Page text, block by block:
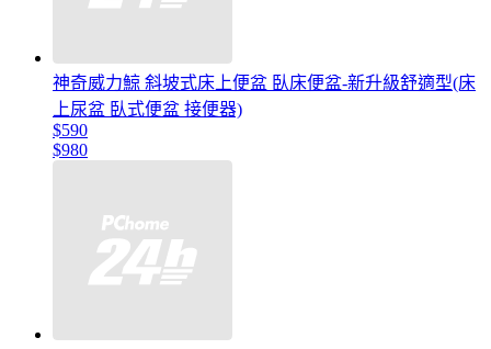
神奇威力鯨 斜坡式床上便盆 臥床便盆-新升級舒適型(床
上尿盆 臥式便盆 接便器)
$590
$980